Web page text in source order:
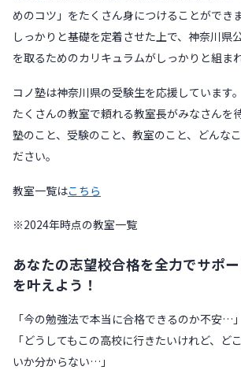
めのコツ」をたくさん身につけることができま
しっかりと基礎を定着させた上で、神奈川県
を取るためのカリキュラムがしっかりと組ま
コノ塾は神奈川県の受験生を応援しています。
たくさんの教室で頼れる教室長がみなさんを
塾のこと、受験のこと、教室のこと、どんな
ださい。
教室一覧はこちら
※2024年時点の教室一覧
あなたの志望校合格を全力でサポ
を叶えよう！
「今の勉強法で本当に合格できるのか不安…」
「どうしてもこの高校に行きたいけれど、ど
いか分からない…」